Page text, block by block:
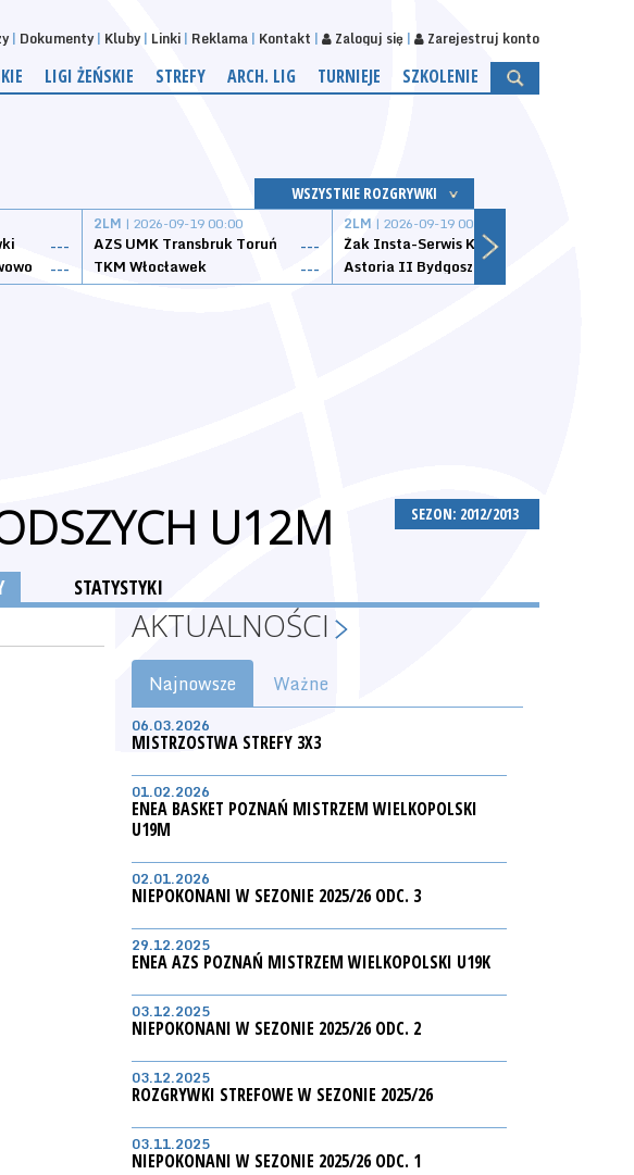
Dokumenty Kluby Linki Reklama Kontakt Zaloguj się Zarejestruj konto
LIGI ŻEŃSKIE STREFY ARCH. LIG TURNIEJE SZKOLENIE
WSZYSTKIE ROZGRYWKI
---
---
2LM | 2026-09-19 00:00
AZS UMK Transbruk Toruń
---
TKM Włocławek
---
2LM | 2026-09-19 00:00
Żak Insta-Serwis Koszalin
Astoria II Bydgoszcz
SEZON: 2012/2013
U12M
STATYSTYKI
AKTUALNOŚCI
Najnowsze Ważne
06.03.2026
MISTRZOSTWA STREFY 3X3
01.02.2026
ENEA BASKET POZNAŃ MISTRZEM WIELKOPOLSKI
U19M
02.01.2026
NIEPOKONANI W SEZONIE 2025/26 ODC. 3
29.12.2025
ENEA AZS POZNAŃ MISTRZEM WIELKOPOLSKI U19K
03.12.2025
NIEPOKONANI W SEZONIE 2025/26 ODC. 2
03.12.2025
ROZGRYWKI STREFOWE W SEZONIE 2025/26
03.11.2025
NIEPOKONANI W SEZONIE 2025/26 ODC. 1